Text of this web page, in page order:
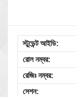
স্টুডেন্ট আইডি:
রোল নম্বর:
রেজিঃ নম্বর:
সেশন: